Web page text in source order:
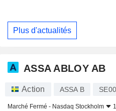
Plus d'actualités
ASSA ABLOY AB
Action ASSA B
Marché Fermé - Nasdaq Stockholm